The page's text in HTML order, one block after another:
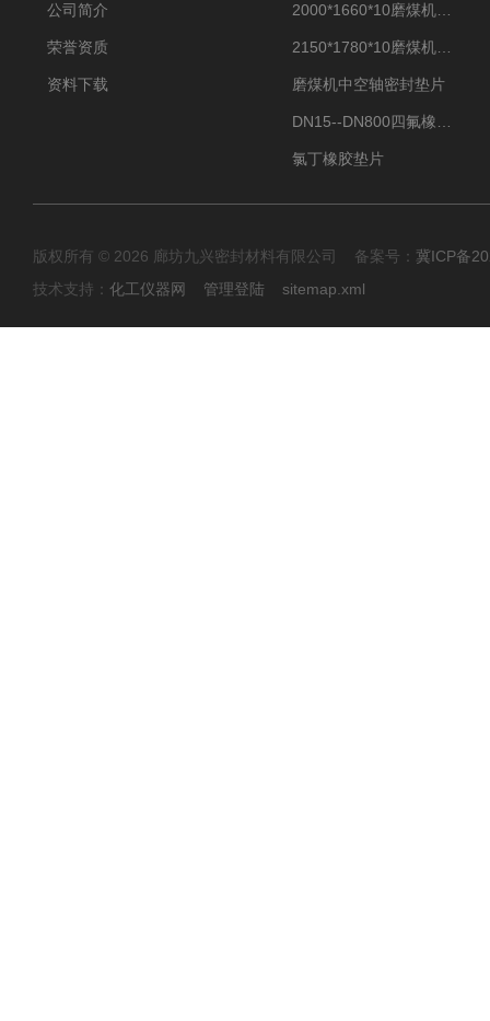
公司简介
荣誉资质
资料下载 磨煤机中空轴密封垫片
氯丁橡胶垫片
版权所有 © 2026 廊坊九兴密封材料有限公司 备案号： 冀ICP备
技术支持： 化工仪器网 管理登陆 sitemap.xml